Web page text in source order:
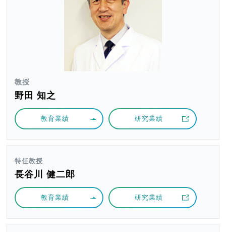
教授
野田 知之
教育業績 研究業績
特任教授
長谷川 健二郎
教育業績 研究業績